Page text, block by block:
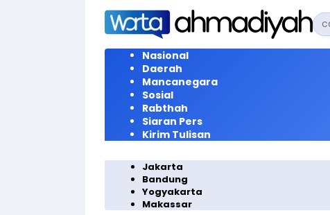
Langsung
konten
Nasional
Daerah
Mancanegara
Sosial
Rabthah
Siaran Pers
Kirim Tulisan
Jakarta
Bandung
Yogyakarta
Makassar